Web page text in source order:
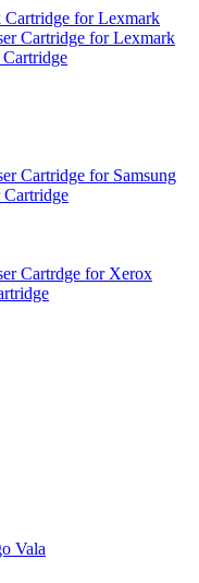
Cartridge for Lexmark
Cartridge for Lexmark
Cartridge for Samsung
Cartridge
Cartrdge for Xerox
Vala